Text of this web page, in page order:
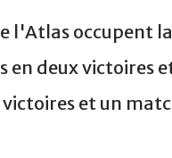
l'Atlas occupent
en deux victoires
victoires et un